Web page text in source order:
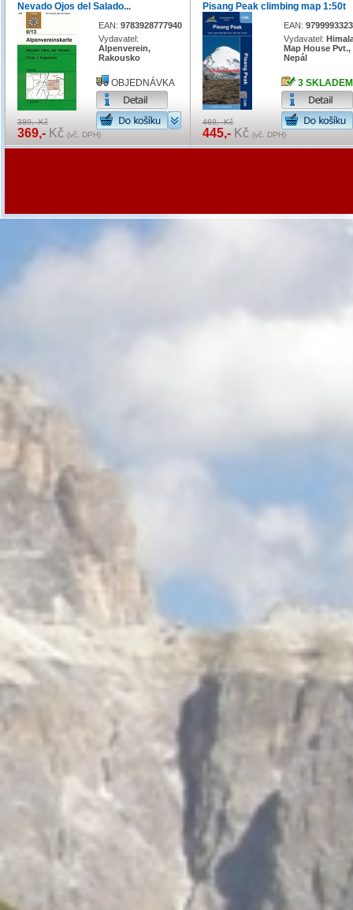
Nevado Ojos del Salado...
EAN: 9783928777940
Vydavatel:
Alpenverein,
Rakousko
389,- Kč
369,- Kč (vč. DPH)
OBJEDNÁVKA
Pisang Peak climbing map 1:50t
EAN:
Vydavatel:
Map House Pvt.,
Nepál
469,- Kč
445,- Kč (vč. DPH)
3 SKLADEM